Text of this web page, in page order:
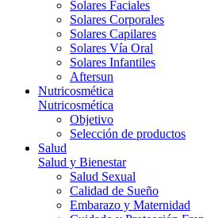
Solares Faciales
Solares Corporales
Solares Capilares
Solares Vía Oral
Solares Infantiles
Aftersun
Nutricosmética
Nutricosmética
Objetivo
Selección de productos
Salud
Salud y Bienestar
Salud Sexual
Calidad de Sueño
Embarazo y Maternidad